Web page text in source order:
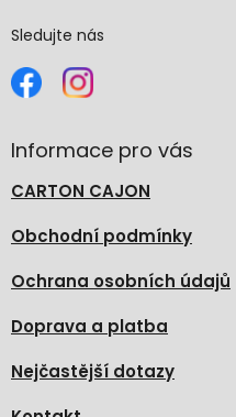
Sledujte nás
Informace pro vás
CARTON CAJON
Obchodní podmínky
Ochrana osobních údajů
Doprava a platba
Nejčastější dotazy